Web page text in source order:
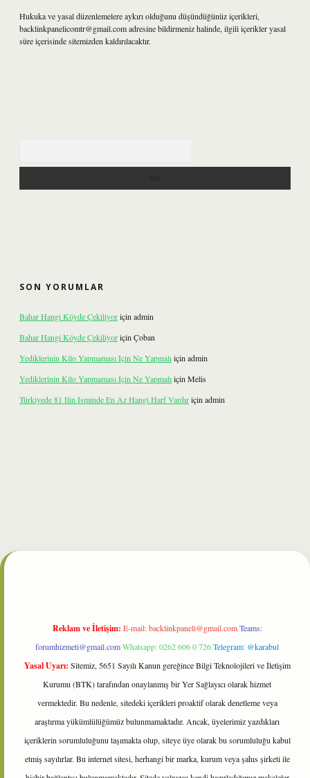
Hukuka ve yasal düzenlemelere aykırı olduğunu düşündüğünüz içerikleri,
backlinkpanelicomtr@gmail.comadresine bildirmeniz halinde, ilgili içerikler yasal
süre içerisinde sitemizden kaldırılacaktır.
SON YORUMLAR
Bahar Hangi Köyde Çekiliyoriçin admin
Bahar Hangi Köyde Çekiliyoriçin Çoban
Yediklerinin Kilo Yapmaması Için Ne Yapmalıiçin admin
Yediklerinin Kilo Yapmaması Için Ne Yapmalıiçin Melis
Türkiyede 81 Ilin Isminde En Az Hangi Harf Vardıriçin admin
Reklam ve İletişim: E-mail:backlinkpaneli@gmail.com Teams:
forumhizmeti@gmail.comWhatsapp: 0262 606 0 726Telegram: @karabul
Yasal Uyarı: Sitemiz, 5651 Sayılı Kanun gereğince Bilgi Teknolojileri ve İletişim
Kurumu (BTK) tarafından onaylanmış bir Yer Sağlayıcı olarak hizmet
vermektedir. Bu nedenle, sitedeki içerikleri proaktif olarak denetleme veya
araştırma yükümlülüğümüz bulunmamaktadır. Ancak, üyelerimiz yazdıkları
içeriklerin sorumluluğunu taşımakta olup, siteye üye olarak bu sorumluluğu kabul
etmiş sayılırlar. Bu internet sitesi, herhangi bir marka, kurum veya şahıs şirketi ile